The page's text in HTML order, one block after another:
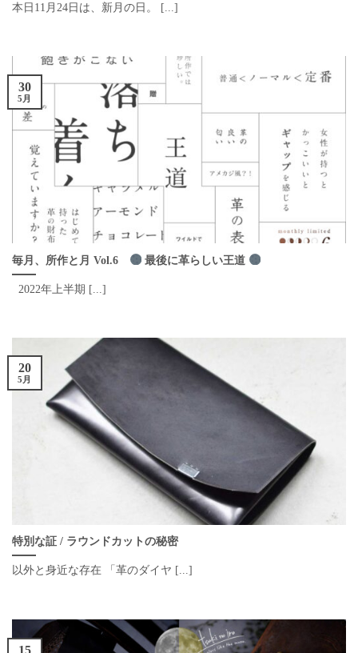
本日11月24日は、新月の日。 [...]
毎月、所作と月 Vol.6 最後に革らしい王道
2022年上半期 [...]
30
5月
特別な証 / ラウンドカットの秘密
以外と身近な存在 「革のダイヤ [...]
20
5月